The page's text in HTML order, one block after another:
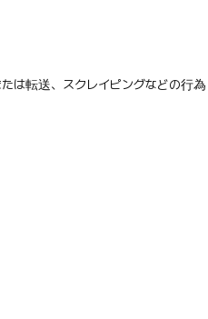
は転送、スクレイピングなどの行為